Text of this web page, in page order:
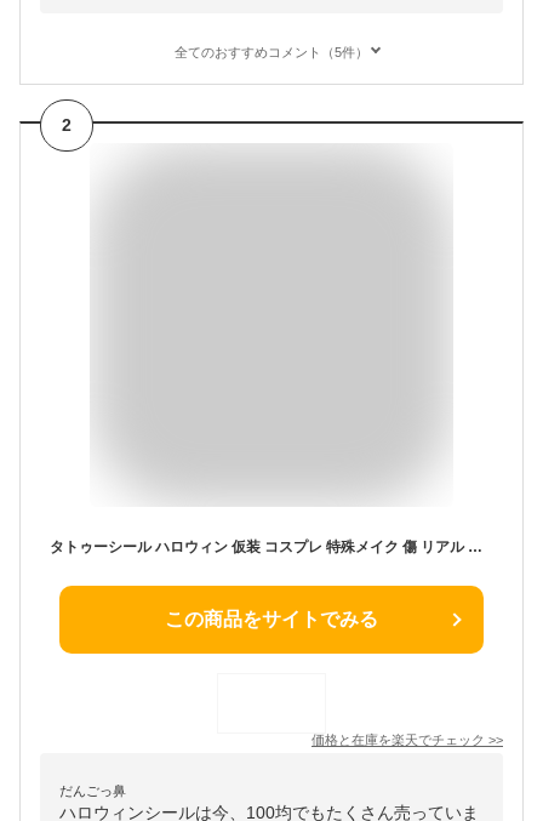
全てのおすすめコメント（5件）
2
タトゥーシール ハロウィン 仮装 コスプレ 特殊メイク 傷 リアル フェイスシール かわいい 防水 長持ち ボディシール コスチューム用小物 アイメイク シール 顔全体
この商品をサイトでみる
価格と在庫を楽天でチェック >>
だんごっ鼻
ハロウィンシールは今、100均でもたくさん売っていま